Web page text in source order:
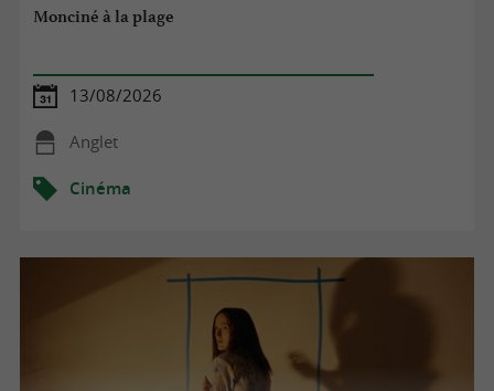
Monciné à la plage
13/08/2026
Anglet
Cinéma